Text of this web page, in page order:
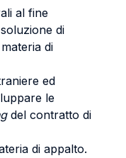
al fine
di
di
ed
le
del contratto di
di appalto.